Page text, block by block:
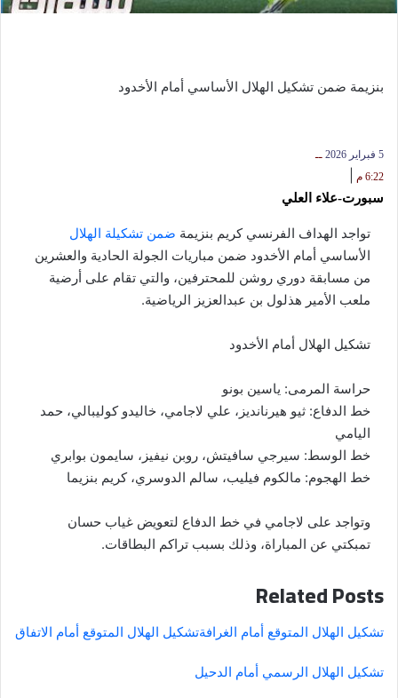
بنزيمة ضمن تشكيل الهلال الأساسي أمام الأخدود
5 فبراير 2026
ــ
6:22 م
سبورت-علاء العلي
تواجد الهداف الفرنسي كريم بنزيمة ضمن تشكيلة الهلال
الأساسي أمام الأخدود ضمن مباريات الجولة الحادية والعشرين
من مسابقة دوري روشن للمحترفين، والتي تقام على أرضية
ملعب الأمير هذلول بن عبدالعزيز الرياضية.
تشكيل الهلال أمام الأخدود
حراسة المرمى: ياسين بونو
خط الدفاع: ثيو هيرنانديز، علي لاجامي، خاليدو كوليبالي، حمد
اليامي
خط الوسط: سيرجي سافيتش، روبن نيفيز، سايمون بوابري
خط الهجوم: مالكوم فيليب، سالم الدوسري، كريم بنزيما
وتواجد على لاجامي في خط الدفاع لتعويض غياب حسان
تمبكتي عن المباراة، وذلك بسبب تراكم البطاقات.
Related Posts
تشكيل الهلال المتوقع أمام الغرافةتشكيل الهلال المتوقع أمام الاتفاق
تشكيل الهلال الرسمي أمام الدحيل